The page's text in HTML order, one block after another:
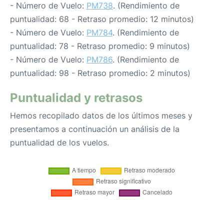
- Número de Vuelo: PM738. (Rendimiento de
puntualidad: 68 - Retraso promedio: 12 minutos)
- Número de Vuelo: PM784. (Rendimiento de
puntualidad: 78 - Retraso promedio: 9 minutos)
- Número de Vuelo: PM786. (Rendimiento de
puntualidad: 98 - Retraso promedio: 2 minutos)
Puntualidad y retrasos
Hemos recopilado datos de los últimos meses y
presentamos a continuación un análisis de la
puntualidad de los vuelos.